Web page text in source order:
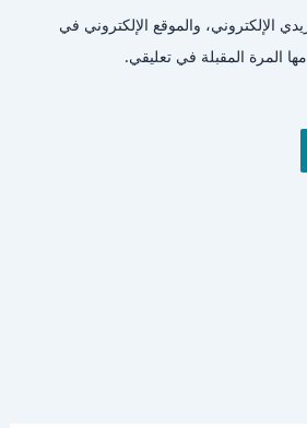
الإلكتروني، والموقع الإلكتروني في
المرة المقبلة في تعليقي.